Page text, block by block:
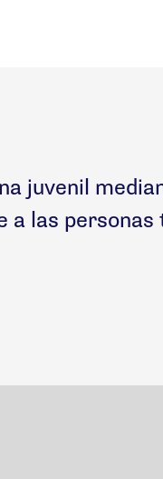
juvenil
las personas